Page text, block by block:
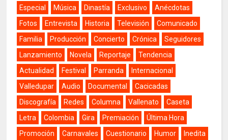
Especial
Música Dinastía Exclusivo
Anécdotas
Fotos
Entrevista Historia Televisión
Comunicado
Familia
Producción Concierto Crónica
Seguidores
Lanzamiento
Novela Reportaje
Tendencia
Actualidad
Festival Parranda
Internacional
Valledupar
Audio Documental
Cacicadas
Discografía
Redes Columna Vallenato
Caseta
Letra
Colombia Gira Premiación
Última Hora
Promoción
Carnavales Cuestionario Humor Inedita